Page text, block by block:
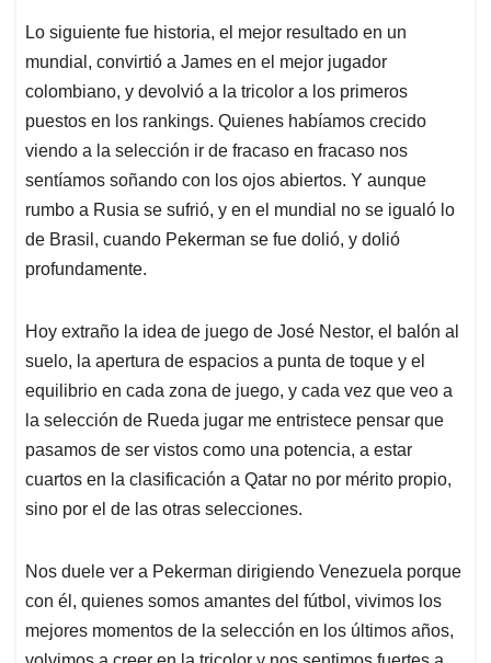
Lo siguiente fue historia, el mejor resultado en un
mundial, convirtió a James en el mejor jugador
colombiano, y devolvió a la tricolor a los primeros
puestos en los rankings. Quienes habíamos crecido
viendo a la selección ir de fracaso en fracaso nos
sentíamos soñando con los ojos abiertos. Y aunque
rumbo a Rusia se sufrió, y en el mundial no se igualó lo
de Brasil, cuando Pekerman se fue dolió, y dolió
profundamente.
Hoy extraño la idea de juego de José Nestor, el balón al
suelo, la apertura de espacios a punta de toque y el
equilibrio en cada zona de juego, y cada vez que veo a
la selección de Rueda jugar me entristece pensar que
pasamos de ser vistos como una potencia, a estar
cuartos en la clasificación a Qatar no por mérito propio,
sino por el de las otras selecciones.
Nos duele ver a Pekerman dirigiendo Venezuela porque
con él, quienes somos amantes del fútbol, vivimos los
mejores momentos de la selección en los últimos años,